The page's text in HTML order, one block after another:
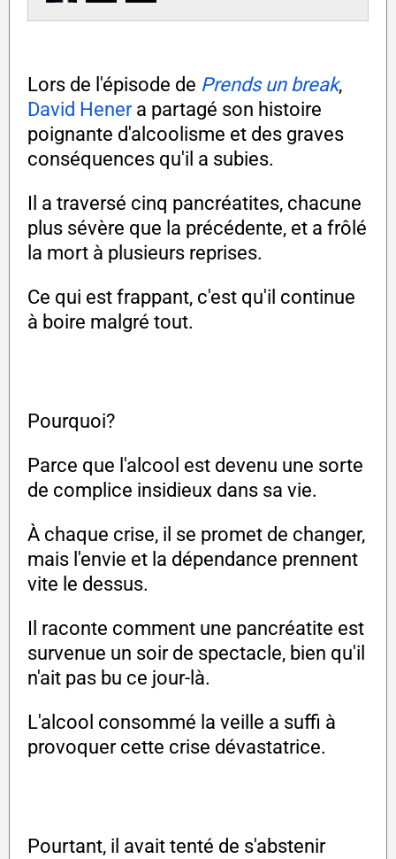
Lors de l'épisode de Prends un break,
David Henera partagé son histoire
poignante d'alcoolisme et des graves
conséquences qu'il a subies.
Il a traversé cinq pancréatites, chacune
plus sévère que la précédente, et a frôlé
la mort à plusieurs reprises.
Ce qui est frappant, c'est qu'il continue
à boire malgré tout.
Pourquoi?
Parce que l'alcool est devenu une sorte
de complice insidieux dans sa vie.
À chaque crise, il se promet de changer,
mais l'envie et la dépendance prennent
vite le dessus.
Il raconte comment une pancréatite est
survenue un soir de spectacle, bien qu'il
n'ait pas bu ce jour-là.
L'alcool consommé la veille a suffi à
provoquer cette crise dévastatrice.
Pourtant, il avait tenté de s'abstenir